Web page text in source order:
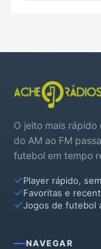
O jeito mais rápido
do AM ao FM
futebol em tempo
Player rápido,
Favoritas e
Jogos de futebol
NAVEGAR